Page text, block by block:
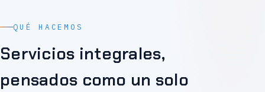
QUÉ HACEMOS
Servicios integrales,
pensados como un solo